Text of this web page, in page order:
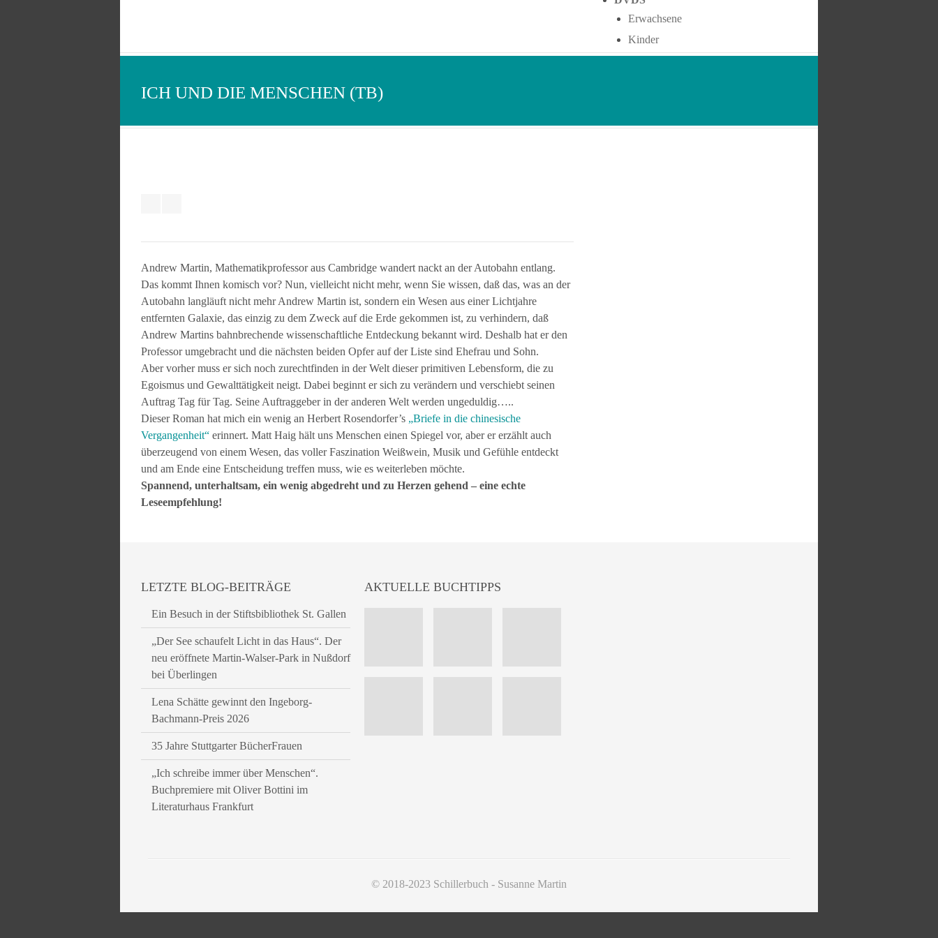
Erwachsene
Kinder
ICH UND DIE MENSCHEN (TB)
Andrew Martin, Mathematikprofessor aus Cambridge wandert nackt an der Autobahn entlang.
Das kommt Ihnen komisch vor? Nun, vielleicht nicht mehr, wenn Sie wissen, daß das, was an der
Autobahn langläuft nicht mehr Andrew Martin ist, sondern ein Wesen aus einer Lichtjahre
entfernten Galaxie, das einzig zu dem Zweck auf die Erde gekommen ist, zu verhindern, daß
Andrew Martins bahnbrechende wissenschaftliche Entdeckung bekannt wird. Deshalb hat er den
Professor umgebracht und die nächsten beiden Opfer auf der Liste sind Ehefrau und Sohn.
Aber vorher muss er sich noch zurechtfinden in der Welt dieser primitiven Lebensform, die zu
Egoismus und Gewalttätigkeit neigt. Dabei beginnt er sich zu verändern und verschiebt seinen
Auftrag Tag für Tag. Seine Auftraggeber in der anderen Welt werden ungeduldig…..
Dieser Roman hat mich ein wenig an Herbert Rosendorfer’s „Briefe in die chinesische
Vergangenheit“ erinnert. Matt Haig hält uns Menschen einen Spiegel vor, aber er erzählt auch
überzeugend von einem Wesen, das voller Faszination Weißwein, Musik und Gefühle entdeckt
und am Ende eine Entscheidung treffen muss, wie es weiterleben möchte.
Spannend, unterhaltsam, ein wenig abgedreht und zu Herzen gehend – eine echte
Leseempfehlung!
LETZTE BLOG-BEITRÄGE
Ein Besuch in der Stiftsbibliothek St. Gallen
„Der See schaufelt Licht in das Haus“. Der
neu eröffnete Martin-Walser-Park in Nußdorf
bei Überlingen
Lena Schätte gewinnt den Ingeborg-
Bachmann-Preis 2026
35 Jahre Stuttgarter BücherFrauen
„Ich schreibe immer über Menschen“.
Buchpremiere mit Oliver Bottini im
Literaturhaus Frankfurt
AKTUELLE BUCHTIPPS
© 2018-2023 Schillerbuch - Susanne Martin